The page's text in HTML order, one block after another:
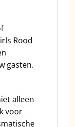
Rood
gasten.
alleen
voor